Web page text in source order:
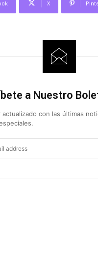
X
a Nuestro
actualizado con las últimas